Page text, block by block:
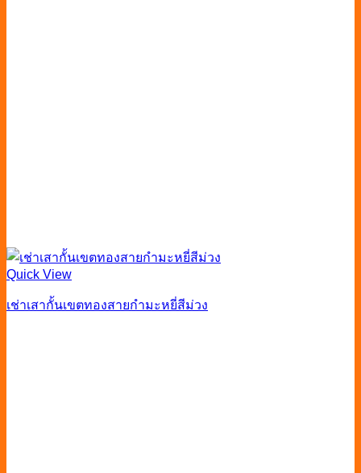
Quick View
เช่าเสากั้นเขตทองสายกำมะหยี่สีม่วง